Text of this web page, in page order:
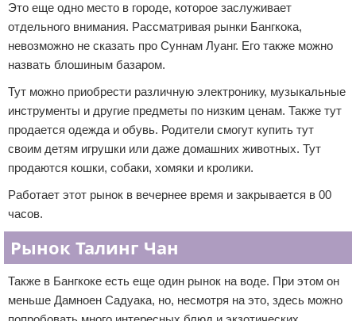
Это еще одно место в городе, которое заслуживает
отдельного внимания. Рассматривая рынки Бангкока,
невозможно не сказать про Суннам Луанг. Его также можно
назвать блошиным базаром.
Тут можно приобрести различную электронику, музыкальные
инструменты и другие предметы по низким ценам. Также тут
продается одежда и обувь. Родители смогут купить тут
своим детям игрушки или даже домашних животных. Тут
продаются кошки, собаки, хомяки и кролики.
Работает этот рынок в вечернее время и закрывается в 00
часов.
Рынок Талинг Чан
Также в Бангкоке есть еще один рынок на воде. При этом он
меньше Дамноен Садуака, но, несмотря на это, здесь можно